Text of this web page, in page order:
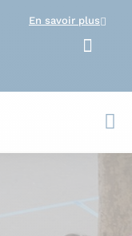
En savoir plus